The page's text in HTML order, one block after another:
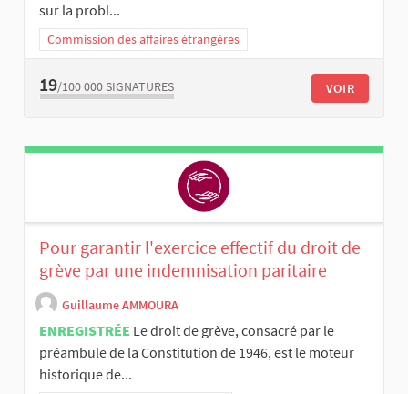
sur la probl...
Commission des affaires étrangères
19/100 000 SIGNATURES VOIR
Pour garantir l'exercice effectif du droit de
grève par une indemnisation paritaire
Guillaume AMMOURA
ENREGISTRÉE Le droit de grève, consacré par le
préambule de la Constitution de 1946, est le moteur
historique de...